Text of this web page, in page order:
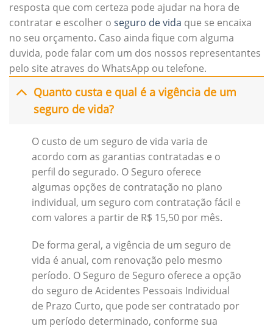
resposta que com certeza pode ajudar na hora de
contratar e escolher o seguro de vida que se encaixa
no seu orçamento. Caso ainda fique com alguma
duvida, pode falar com um dos nossos representantes
pelo site atraves do WhatsApp ou telefone.
Quanto custa e qual é a vigência de um
seguro de vida?
O custo de um seguro de vida varia de
acordo com as garantias contratadas e o
perfil do segurado. O Seguro oferece
algumas opções de contratação no plano
individual, um seguro com contratação fácil e
com valores a partir de R$ 15,50 por mês.
De forma geral, a vigência de um seguro de
vida é anual, com renovação pelo mesmo
período. O Seguro de Seguro oferece a opção
do seguro de Acidentes Pessoais Individual
de Prazo Curto, que pode ser contratado por
um período determinado, conforme sua